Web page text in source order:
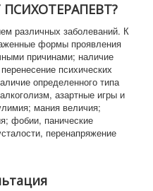
различных заболеваний. К
формы проявления
причинами; наличие
психических
определенного типа
азартные игры и
мания величия;
фобии, панические
перенапряжение